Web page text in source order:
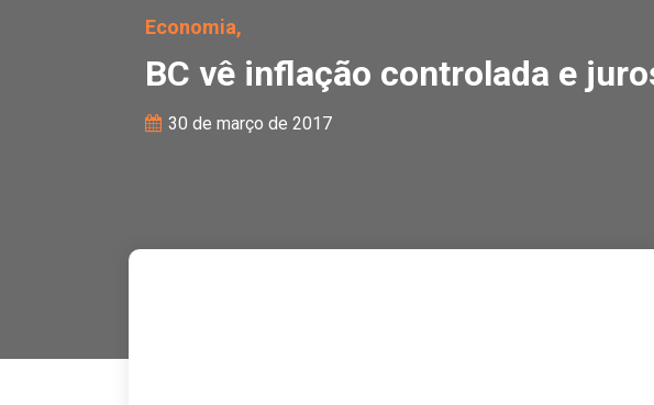
Economia,
BC vê inflação controlada e
30 de março de 2017